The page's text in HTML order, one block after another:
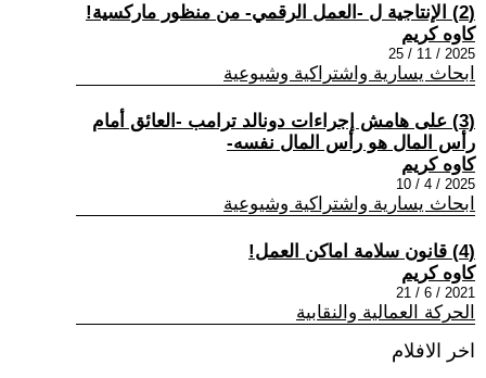
(2) الإنتاجية ل -العمل الرقمي- من منظور ماركسية!
كاوه كريم
2025 / 11 / 25
ابحاث يسارية واشتراكية وشيوعية
(3) على هامش إجراءات دونالد ترامب -العائق أمام
رأس المال هو رأس المال نفسه-
كاوه كريم
2025 / 4 / 10
ابحاث يسارية واشتراكية وشيوعية
(4) قانون سلامة اماكن العمل!
كاوه كريم
2021 / 6 / 21
الحركة العمالية والنقابية
اخر الافلام